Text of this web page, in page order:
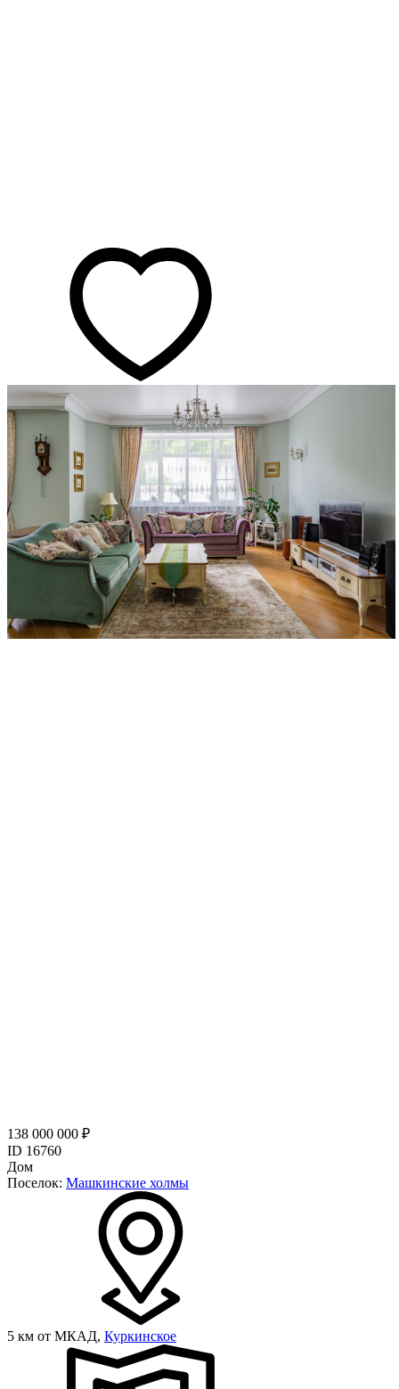
138 000 000 ₽
ID 16760
Дом
Поселок: Машкинские холмы
5 км от МКАД, Куркинское